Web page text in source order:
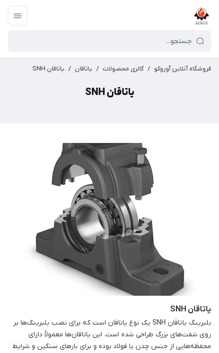
فروشگاه آنلاین آوروکو / گالری محصولات / یاتاقان / یاتاقان SNH
یاتاقان SNH
یاتاقان SNH
بلبرینگ یاتاقان SNH یک نوع یاتاقان است که برای نصب بلبرینگ‌ها بر
روی شفت‌های بزرگ طراحی شده است. این یاتاقان‌ها معمولاً دارای
محفظه‌هایی از جنس چدن یا فولاد بوده و برای بارهای سنگین و شرایط